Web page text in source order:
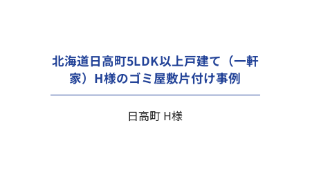
北海道日高町5LDK以上戸建て（一軒
家）H様のゴミ屋敷片付け事例
日高町 H様